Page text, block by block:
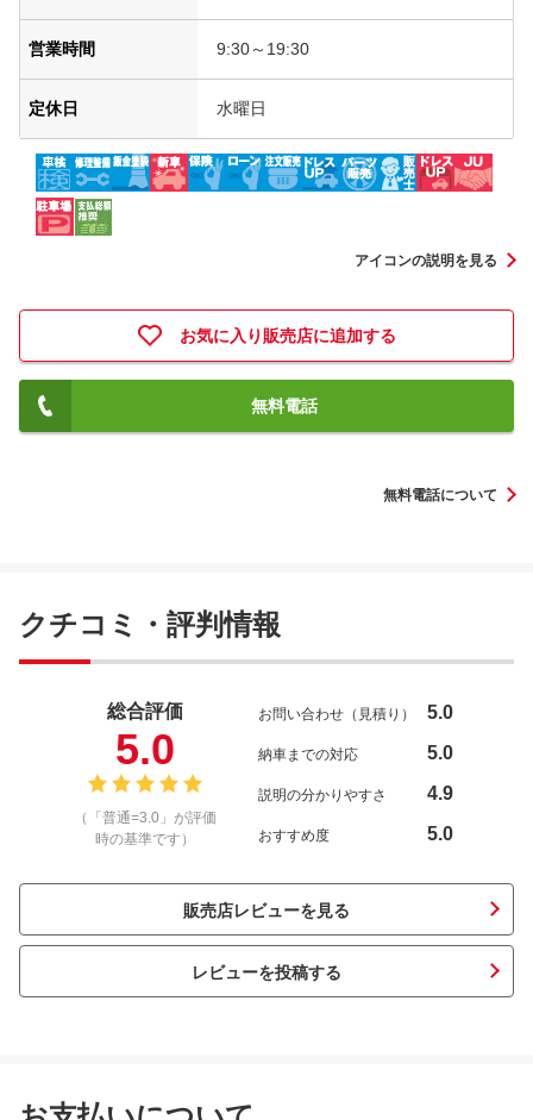
営業時間 9:30～19:30
定休日 水曜日
アイコンの説明を見る
お気に入り販売店に追加する
無料電話
無料電話について
クチコミ・評判情報
総合評価
5.0
（「普通=3.0」が評価
時の基準です）
お問い合わせ（見積り） 5.0
納車までの対応 5.0
説明の分かりやすさ 4.9
おすすめ度 5.0
販売店レビューを見る
レビューを投稿する